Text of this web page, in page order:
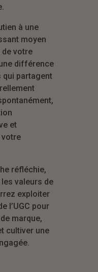
à une
moyen
votre
différence
qui partagent
et
votre
réfléchie,
valeurs de
exploiter
l’UGC pour
marque,
cultiver une